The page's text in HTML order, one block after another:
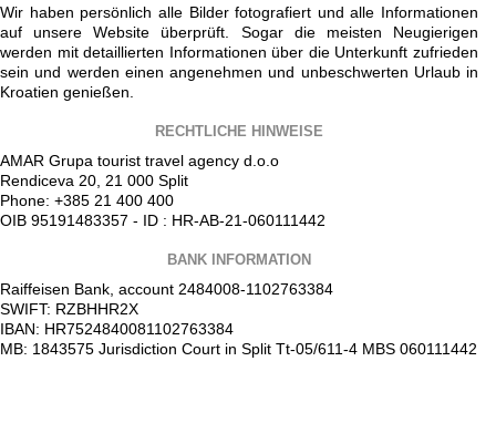
Wir haben persönlich alle Bilder fotografiert und alle Informationen
auf unsere Website überprüft. Sogar die meisten Neugierigen
werden mit detaillierten Informationen über die Unterkunft zufrieden
sein und werden einen angenehmen und unbeschwerten Urlaub in
Kroatien genießen.
RECHTLICHE HINWEISE
AMAR Grupa tourist travel agency d.o.o
Rendiceva 20, 21 000 Split
Phone: +385 21 400 400
OIB 95191483357 - ID : HR-AB-21-060111442
BANK INFORMATION
Raiffeisen Bank, account 2484008-1102763384
SWIFT: RZBHHR2X
IBAN: HR7524840081102763384
MB: 1843575 Jurisdiction Court in Split Tt-05/611-4 MBS 060111442